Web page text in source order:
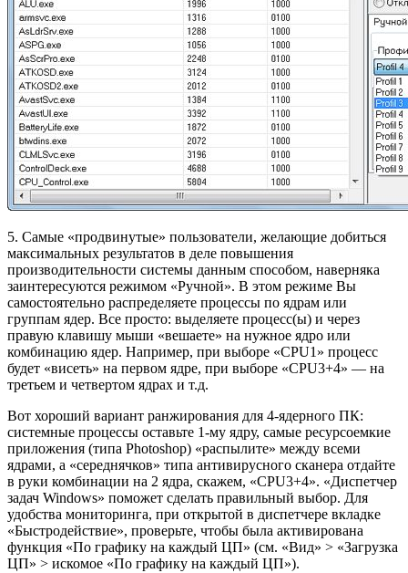
5. Самые «продвинутые» пользователи, желающие добиться
максимальных результатов в деле повышения
производительности системы данным способом, наверняка
заинтересуются режимом «Ручной». В этом режиме Вы
самостоятельно распределяете процессы по ядрам или
группам ядер. Все просто: выделяете процесс(ы) и через
правую клавишу мыши «вешаете» на нужное ядро или
комбинацию ядер. Например, при выборе «CPU1» процесс
будет «висеть» на первом ядре, при выборе «CPU3+4» — на
третьем и четвертом ядрах и т.д.
Вот хороший вариант ранжирования для 4-ядерного ПК:
системные процессы оставьте 1-му ядру, самые ресурсоемкие
приложения (типа Photoshop) «распылите» между всеми
ядрами, а «середнячков» типа антивирусного сканера отдайте
в руки комбинации на 2 ядра, скажем, «CPU3+4». «Диспетчер
задач Windows» поможет сделать правильный выбор. Для
удобства мониторинга, при открытой в диспетчере вкладке
«Быстродействие», проверьте, чтобы была активирована
функция «По графику на каждый ЦП» (см. «Вид» > «Загрузка
ЦП» > искомое «По графику на каждый ЦП»).